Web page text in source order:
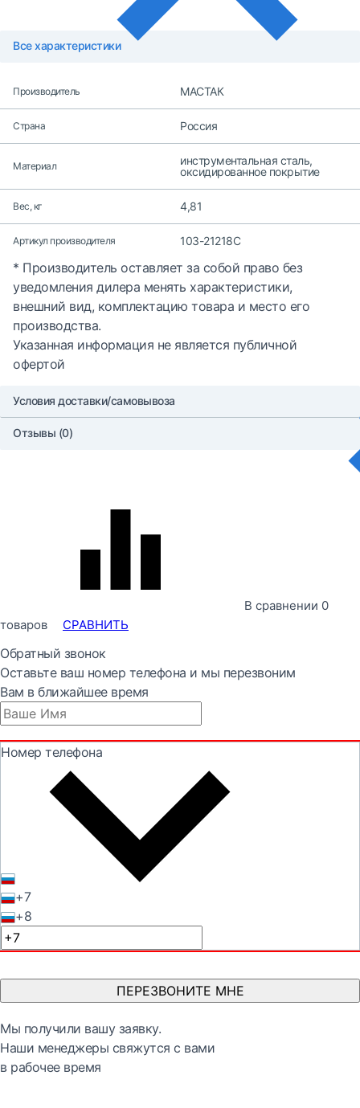
Все характеристики
Производитель МАСТАК
Страна Россия
Материал
инструментальная сталь,
оксидированное покрытие
Вес, кг 4,81
Артикул производителя 103-21218C
* Производитель оставляет за собой право без
уведомления дилера менять характеристики,
внешний вид, комплектацию товара и место его
производства.
Указанная информация не является публичной
офертой
Условия доставки/самовывоза
Отзывы (0)
В сравнении 0
товаров
СРАВНИТЬ
Обратный звонок
Оставьте ваш номер телефона и мы перезвоним
Вам в ближайшее время
Номер телефона
+7
+8
ПЕРЕЗВОНИТЕ МНЕ
Мы получили вашу заявку.
Наши менеджеры свяжутся с вами
в рабочее время